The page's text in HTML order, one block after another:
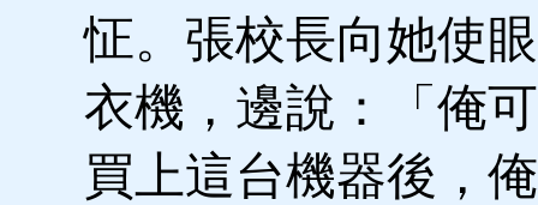
怔。張校長向她使
衣機，邊說：「俺
買上這台機器後，